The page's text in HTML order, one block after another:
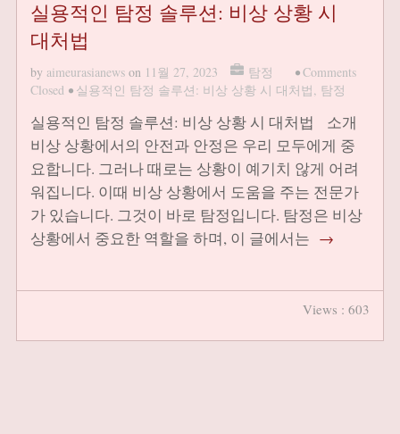
실용적인 탐정 솔루션: 비상 상황 시
대처법
by aimeurasianews on 11월 27, 2023 탐정 •Comments
Closed • 실용적인 탐정 솔루션: 비상 상황 시 대처법, 탐정
실용적인 탐정 솔루션: 비상 상황 시 대처법 소개
비상 상황에서의 안전과 안정은 우리 모두에게 중
요합니다. 그러나 때로는 상황이 예기치 않게 어려
워집니다. 이때 비상 상황에서 도움을 주는 전문가
가 있습니다. 그것이 바로 탐정입니다. 탐정은 비상
상황에서 중요한 역할을 하며, 이 글에서는 →
Views : 603